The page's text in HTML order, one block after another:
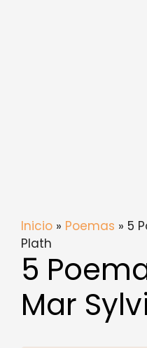
Inicio » Poemas » 5
Plath
5
Mar